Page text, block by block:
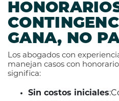
GANA, NO
Los abogados con
manejan casos con
significa:
Sin costos iniciales